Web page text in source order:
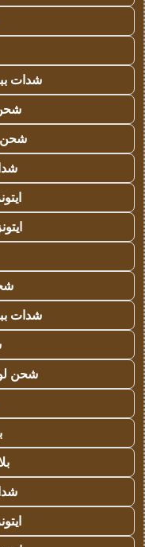
شدات
شحن
شدات
شحن